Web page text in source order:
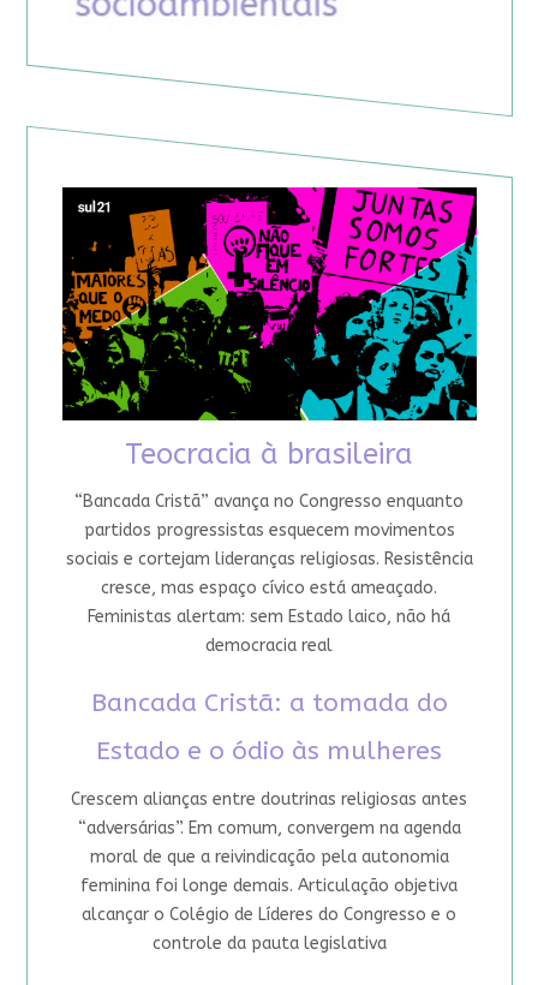
Teocracia à brasileira
“Bancada Cristã” avança no Congresso enquanto
partidos progressistas esquecem movimentos
sociais e cortejam lideranças religiosas. Resistência
cresce, mas espaço cívico está ameaçado.
Feministas alertam: sem Estado laico, não há
democracia real
Bancada Cristã: a tomada do
Estado e o ódio às mulheres
Crescem alianças entre doutrinas religiosas antes
“adversárias”. Em comum, convergem na agenda
moral de que a reivindicação pela autonomia
feminina foi longe demais. Articulação objetiva
alcançar o Colégio de Líderes do Congresso e o
controle da pauta legislativa